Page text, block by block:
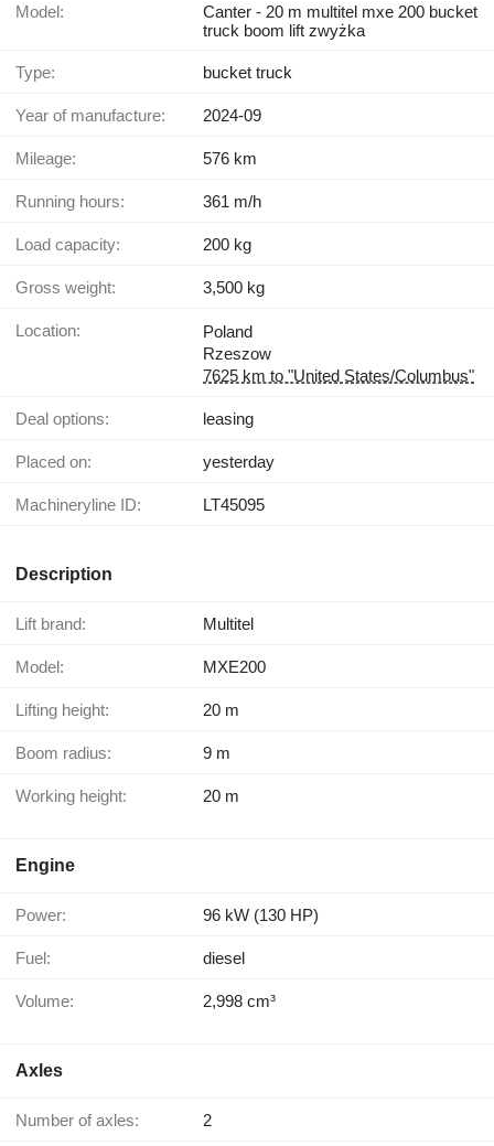
Model:
Canter - 20 m multitel mxe 200 bucket
truck boom lift zwyżka
Type: bucket truck
Year of manufacture: 2024-09
Mileage: 576 km
Running hours: 361 m/h
Load capacity: 200 kg
Gross weight: 3,500 kg
Location:
Poland
Rzeszow
7625 km to "United States/Columbus"
Deal options: leasing
Placed on: yesterday
Machineryline ID: LT45095
Description
Lift brand: Multitel
Model: MXE200
Lifting height: 20 m
Boom radius: 9 m
Working height: 20 m
Engine
Power: 96 kW (130 HP)
Fuel: diesel
Volume: 2,998 cm³
Axles
Number of axles: 2